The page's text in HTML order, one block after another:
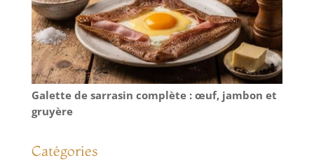
Galette de sarrasin complète : œuf, jambon et
gruyère
Catégories